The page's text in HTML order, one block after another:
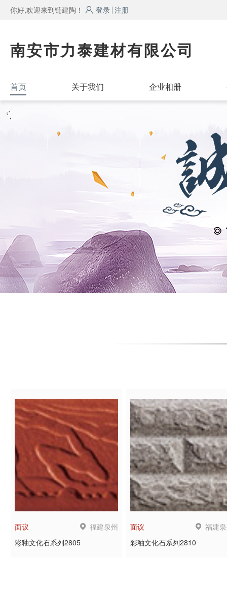
你好,欢迎来到链建陶！ 登录 注册
南安市力泰建材有限公司
首页 关于我们 企业相册
面议
福建泉州
彩釉文化石系列2805
面议
福建
彩釉文化石系列2810